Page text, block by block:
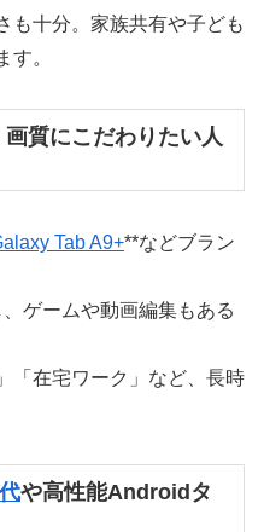
も十分。家族共有や子ども
す。
質にこだわりたい人
Tab A9+**などブラン
ゲームや動画編集もある
「在宅ワーク」など、長時
や高性能Androidタ